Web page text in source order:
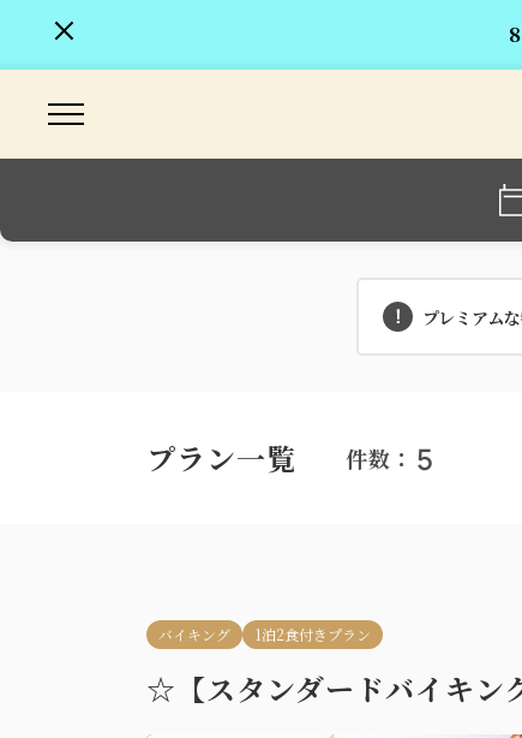
プレミアム
プラン一覧 件数： 5
バイキング 1泊2食付きプラン
☆【スタンダードバイキ